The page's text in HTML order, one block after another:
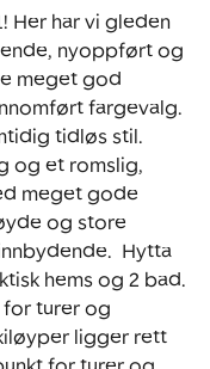
Her har vi gleden
nyoppført og
meget god
fargevalg.
tidløs stil.
og et romslig,
meget gode
og store
Hytta
hems og 2 bad.
turer og
ligger rett